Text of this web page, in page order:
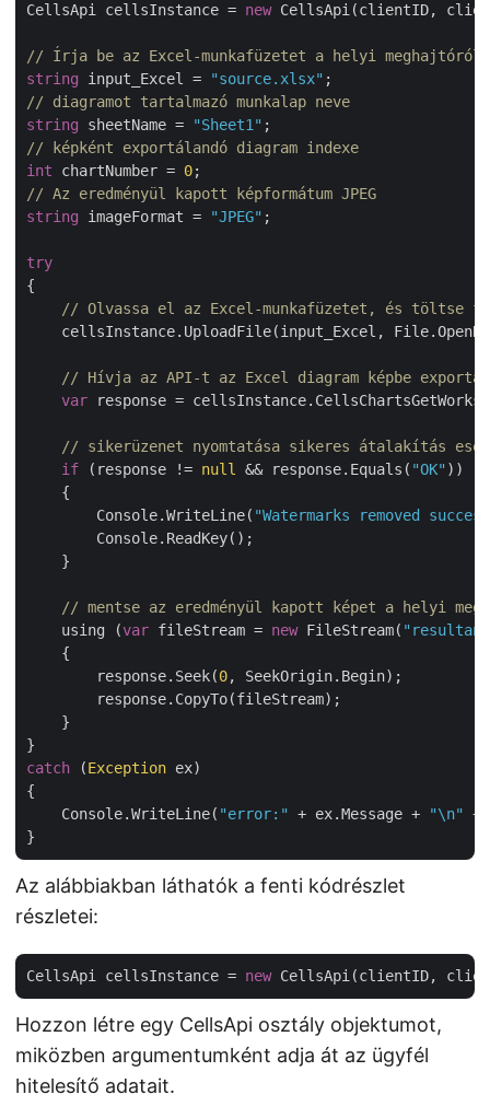
CellsApi cellsInstance = new CellsApi(clientID,
// Írja be az Excel-munkafüzetet a helyi meghajtóról
string input_Excel = "source.xlsx"
// diagramot tartalmazó munkalap neve
string sheetName = "Sheet1"
// képként exportálandó diagram indexe
int chartNumber = 0
// Az eredményül kapott képformátum JPEG
string imageFormat = "JPEG" ;
try
{
// Olvassa el az Excel-munkafüzetet, és töltse
cellsInstance.UploadFile(input_Excel,
// Hívja az API-t az Excel diagram képbe
var response =
// sikerüzenet nyomtatása sikeres átalakítás
if (response != null && response.Equals( "OK" ))
    {
        Console.WriteLine(
"Watermarks removed
        Console.ReadKey();
    }
// mentse az eredményül kapott képet a helyi
    using (
var fileStream = new FileStream(
    {
        response.Seek(
0, SeekOrigin.Begin);
        response.CopyTo(fileStream);
    }
catch (Exception ex)
{
    Console.WriteLine(
"error:" + ex.Message + "\n"
+
Az alábbiakban láthatók a fenti kódrészlet
részletei:
CellsApi cellsInstance = new
Hozzon létre egy CellsApi osztály objektumot,
miközben argumentumként adja át az ügyfél
hitelesítő adatait.